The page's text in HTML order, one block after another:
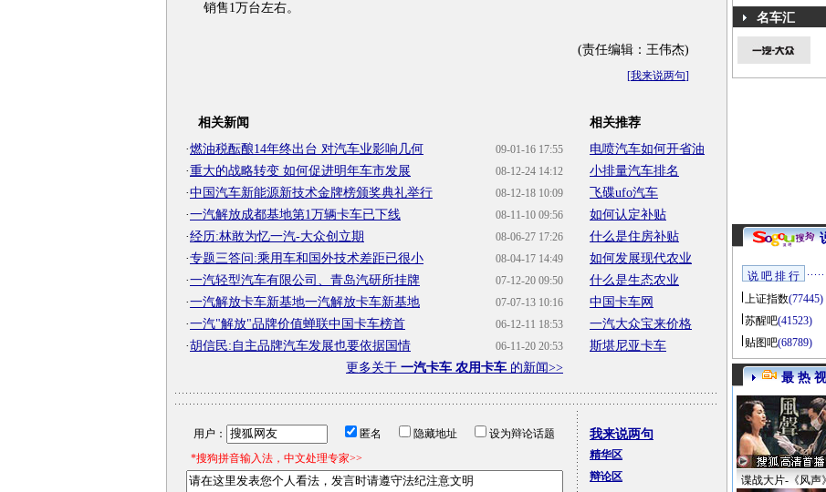
销售1万台左右。
(责任编辑：王伟杰)
[我来说两句]
相关新闻
09-01-16 17:55
·燃油税酝酿14年终出台 对汽车业影响几何
08-12-24 14:12
·重大的战略转变 如何促进明年车市发展
08-12-18 10:09
·中国汽车新能源新技术金牌榜颁奖典礼举行
08-11-10 09:56
·一汽解放成都基地第1万辆卡车已下线
08-06-27 17:26
·经历:林敢为忆一汽-大众创立期
08-04-17 14:49
·专题三答问:乘用车和国外技术差距已很小
07-12-20 09:50
·一汽轻型汽车有限公司、青岛汽研所挂牌
07-07-13 10:16
·一汽解放卡车新基地一汽解放卡车新基地
06-12-11 18:53
·一汽"解放"品牌价值蝉联中国卡车榜首
06-11-20 20:53
·胡信民:自主品牌汽车发展也要依据国情
更多关于 一汽卡车 农用卡车 的新闻>>
相关推荐
电喷汽车如何开省油
小排量汽车排名
飞碟ufo汽车
如何认定补贴
什么是住房补贴
如何发展现代农业
什么是生态农业
中国卡车网
一汽大众宝来价格
斯堪尼亚卡车
用户： 匿名 隐藏地址
设为辩论话题
*搜狗拼音输入法，中文处理专家>>
我来说两句
精华区
辩论区
名车汇
说 吧 排 行
上证指数(77445)
苏醒吧(41523)
贴图吧(68789)
最 热
谍战大片-《风声》